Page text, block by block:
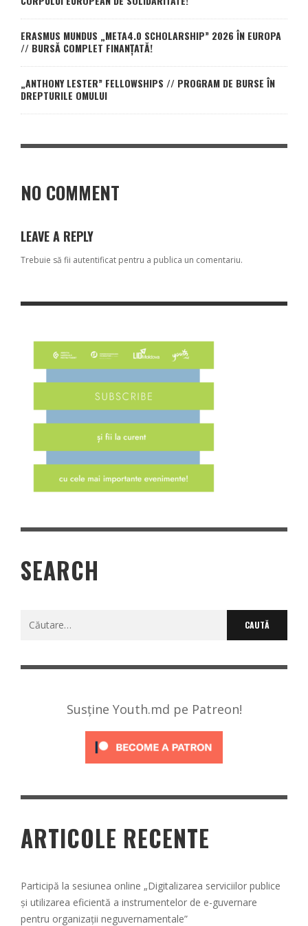
ERASMUS MUNDUS „META4.0 SCHOLARSHIP” 2026 ÎN EUROPA
// BURSĂ COMPLET FINANȚATĂ!
„ANTHONY LESTER” FELLOWSHIPS // PROGRAM DE BURSE ÎN
DREPTURILE OMULUI
NO COMMENT
LEAVE A REPLY
Trebuie să fii autentificat pentru a publica un comentariu.
SEARCH
Caută
Susține Youth.md pe Patreon!
ARTICOLE RECENTE
Participă la sesiunea online „Digitalizarea serviciilor publice
și utilizarea eficientă a instrumentelor de e-guvernare
pentru organizații neguvernamentale”